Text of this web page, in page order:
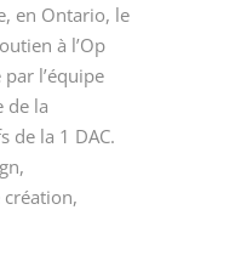
en Ontario, le
à l’Op
par l’équipe
de la
de la 1 DAC.